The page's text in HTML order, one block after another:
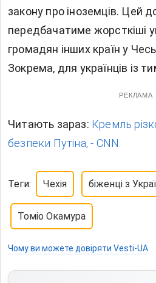
закону про іноземців. Цей
передбачатиме жорсткіші
громадян інших країн у
Зокрема, для українців із
РЕКЛАМА
Читають зараз: Кремль
безпеки Путіна, - CNN.
Теги: Чехія біженці з
Томіо Окамура
Чому ви можете довіряти Vesti-UA